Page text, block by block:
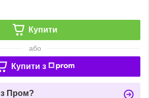
Купити
або
Купити з
з Пром?